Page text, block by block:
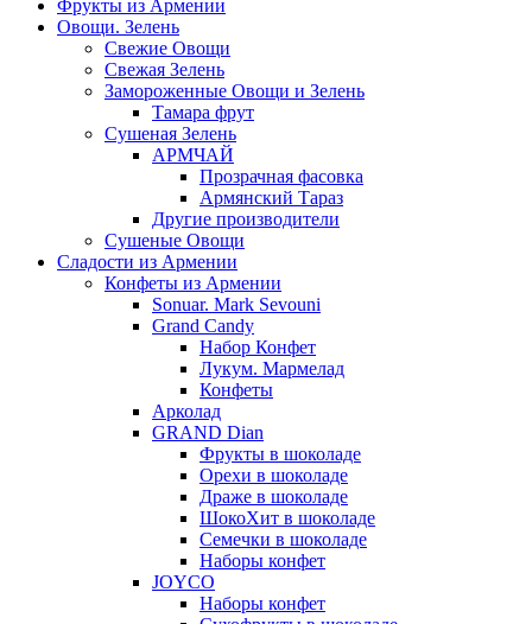
Фрукты из Армении
Овощи. Зелень
Свежие Овощи
Свежая Зелень
Замороженные Овощи и Зелень
Тамара фрут
Сушеная Зелень
АРМЧАЙ
Прозрачная фасовка
Армянский Тараз
Другие производители
Сушеные Овощи
Сладости из Армении
Конфеты из Армении
Sonuar. Mark Sevouni
Grand Candy
Набор Конфет
Лукум. Мармелад
Конфеты
Арколад
GRAND Dian
Фрукты в шоколаде
Орехи в шоколаде
Драже в шоколаде
ШокоХит в шоколаде
Семечки в шоколаде
Наборы конфет
JOYCO
Наборы конфет